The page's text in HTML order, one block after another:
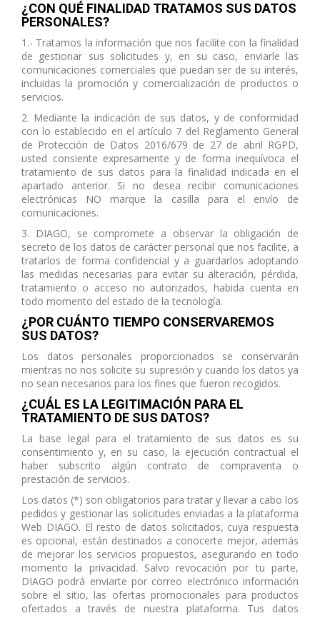
¿CON QUÉ FINALIDAD TRATAMOS SUS DATOS
PERSONALES?
1.- Tratamos la información que nos facilite con la finalidad
de gestionar sus solicitudes y, en su caso, enviarle las
comunicaciones comerciales que puedan ser de su interés,
incluidas la promoción y comercialización de productos o
servicios.
2. Mediante la indicación de sus datos, y de conformidad
con lo establecido en el artículo 7 del Reglamento General
de Protección de Datos 2016/679 de 27 de abril RGPD,
usted consiente expresamente y de forma inequívoca el
tratamiento de sus datos para la finalidad indicada en el
apartado anterior. Si no desea recibir comunicaciones
electrónicas NO marque la casilla para el envío de
comunicaciones.
3. DIAGO, se compromete a observar la obligación de
secreto de los datos de carácter personal que nos facilite, a
tratarlos de forma confidencial y a guardarlos adoptando
las medidas necesarias para evitar su alteración, pérdida,
tratamiento o acceso no autorizados, habida cuenta en
todo momento del estado de la tecnología.
¿POR CUÁNTO TIEMPO CONSERVAREMOS
SUS DATOS?
Los datos personales proporcionados se conservarán
mientras no nos solicite su supresión y cuando los datos ya
no sean necesarios para los fines que fueron recogidos.
¿CUÁL ES LA LEGITIMACIÓN PARA EL
TRATAMIENTO DE SUS DATOS?
La base legal para el tratamiento de sus datos es su
consentimiento y, en su caso, la ejecución contractual el
haber subscrito algún contrato de compraventa o
prestación de servicios.
Los datos (*) son obligatorios para tratar y llevar a cabo los
pedidos y gestionar las solicitudes enviadas a la plataforma
Web DIAGO. El resto de datos solicitados, cuya respuesta
es opcional, están destinados a conocerte mejor, además
de mejorar los servicios propuestos, asegurando en todo
momento la privacidad. Salvo revocación por tu parte,
DIAGO podrá enviarte por correo electrónico información
sobre el sitio, las ofertas promocionales para productos
ofertados a través de nuestra plataforma. Tus datos